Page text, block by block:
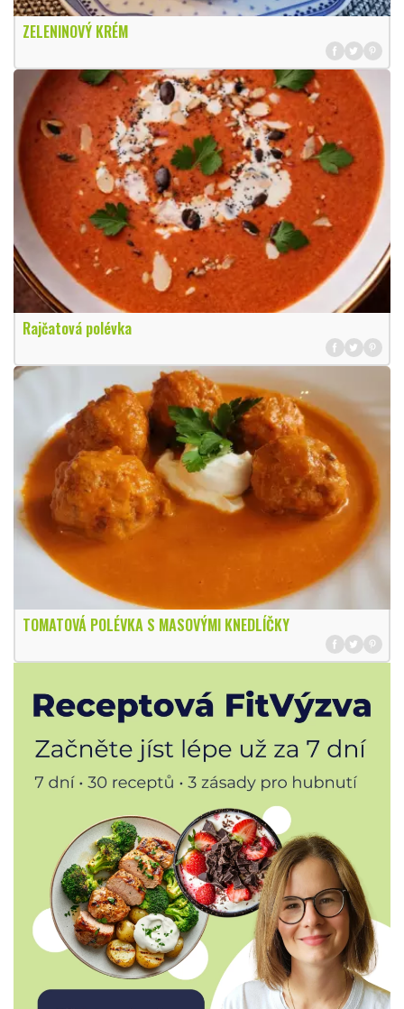
ZELENINOVÝ KRÉM
Rajčatová polévka
TOMATOVÁ POLÉVKA S MASOVÝMI KNEDLÍČKY